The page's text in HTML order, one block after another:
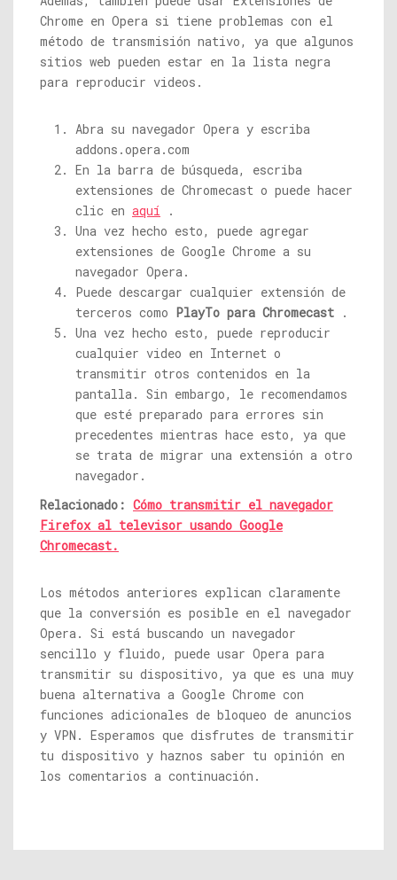
Chrome en Opera si tiene problemas con el
método de transmisión nativo, ya que algunos
sitios web pueden estar en la lista negra
para reproducir videos.
Abra su navegador Opera y escriba
addons.opera.com
En la barra de búsqueda, escriba
extensiones de Chromecast o puede hacer
clic en aquí .
Una vez hecho esto, puede agregar
extensiones de Google Chrome a su
navegador Opera.
Puede descargar cualquier extensión de
terceros como PlayTo para Chromecast .
Una vez hecho esto, puede reproducir
cualquier video en Internet o
transmitir otros contenidos en la
pantalla. Sin embargo, le recomendamos
que esté preparado para errores sin
precedentes mientras hace esto, ya que
se trata de migrar una extensión a otro
navegador.
Relacionado: Cómo transmitir el navegador
Firefox al televisor usando Google
Chromecast.
Los métodos anteriores explican claramente
que la conversión es posible en el navegador
Opera. Si está buscando un navegador
sencillo y fluido, puede usar Opera para
transmitir su dispositivo, ya que es una muy
buena alternativa a Google Chrome con
funciones adicionales de bloqueo de anuncios
y VPN. Esperamos que disfrutes de transmitir
tu dispositivo y haznos saber tu opinión en
los comentarios a continuación.